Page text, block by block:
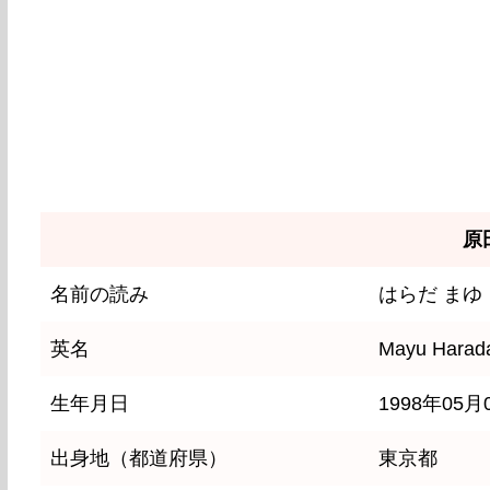
原
名前の読み はらだ まゆ
英名 Mayu
生年月日 1998年05月
出身地（都道府県） 東京都